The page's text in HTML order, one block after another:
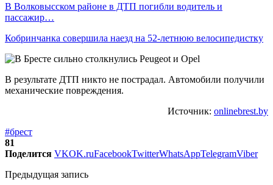
В Волковысском районе в ДТП погибли водитель и
пассажир…
Кобринчанка совершила наезд на 52-летнюю велосипедистку
В результате ДТП никто не пострадал. Автомобили получили
механические повреждения.
Источник: onlinebrest.by
#брест
81
Поделится VKOK.ruFacebookTwitterWhatsAppTelegramViber
Предыдущая запись